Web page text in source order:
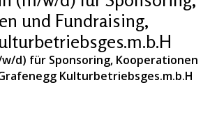
und Fundraising,
d) für Sponsoring, Kooperationen
Kulturbetriebsges.m.b.H